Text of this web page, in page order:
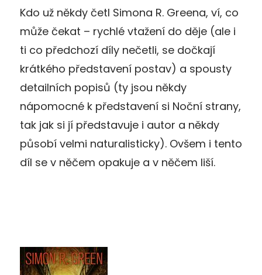
Kdo už někdy četl Simona R. Greena, ví, co
může čekat – rychlé vtažení do děje (ale i
ti co předchozí díly nečetli, se dočkají
krátkého představení postav) a spousty
detailních popisů (ty jsou někdy
nápomocné k představení si Noční strany,
tak jak si jí představuje i autor a někdy
působí velmi naturalisticky). Ovšem i tento
díl se v něčem opakuje a v něčem liší.